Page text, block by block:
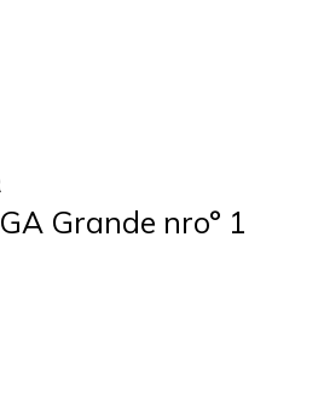
Grande nro° 1